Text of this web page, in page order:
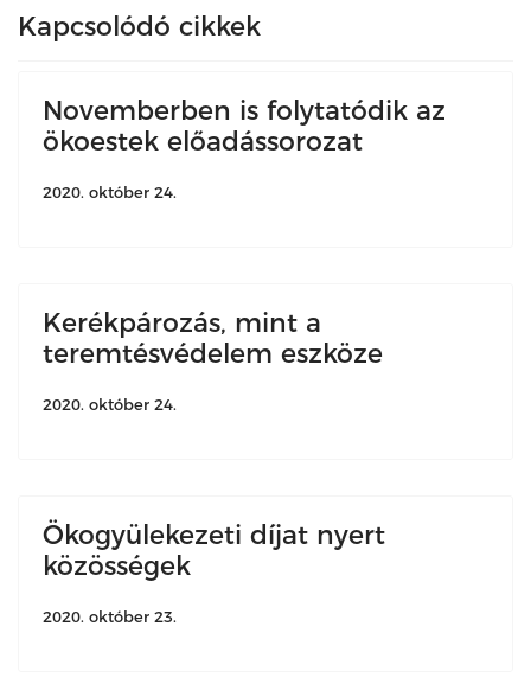
Kapcsolódó cikkek
Novemberben is folytatódik az
ökoestek előadássorozat
2020. október 24.
Kerékpározás, mint a
teremtésvédelem eszköze
2020. október 24.
Ökogyülekezeti díjat nyert
közösségek
2020. október 23.